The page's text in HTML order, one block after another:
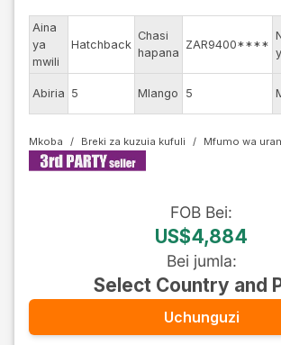
Aina
ya
mwili
Hatchback
Chasi
hapana
ZAR9400****
Abiria 5 Mlango 5
Mkoba Breki za kuzuia kufuli Mfumo wa
FOB Bei:
US$4,884
Bei jumla:
Select Country and
Uchunguzi